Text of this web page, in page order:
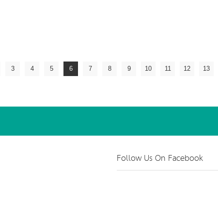
3 4 5 6 7 8 9 10 11 12 13
Follow Us On Facebook